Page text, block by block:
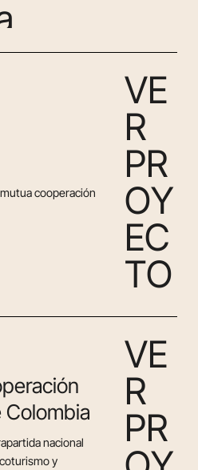
cooperación
VE
R
PR
OY
EC
TO
Colombia
nacional
y
VE
R
PR